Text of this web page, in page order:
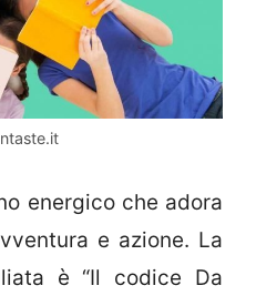
energico che adora
e azione. La
è “Il codice Da